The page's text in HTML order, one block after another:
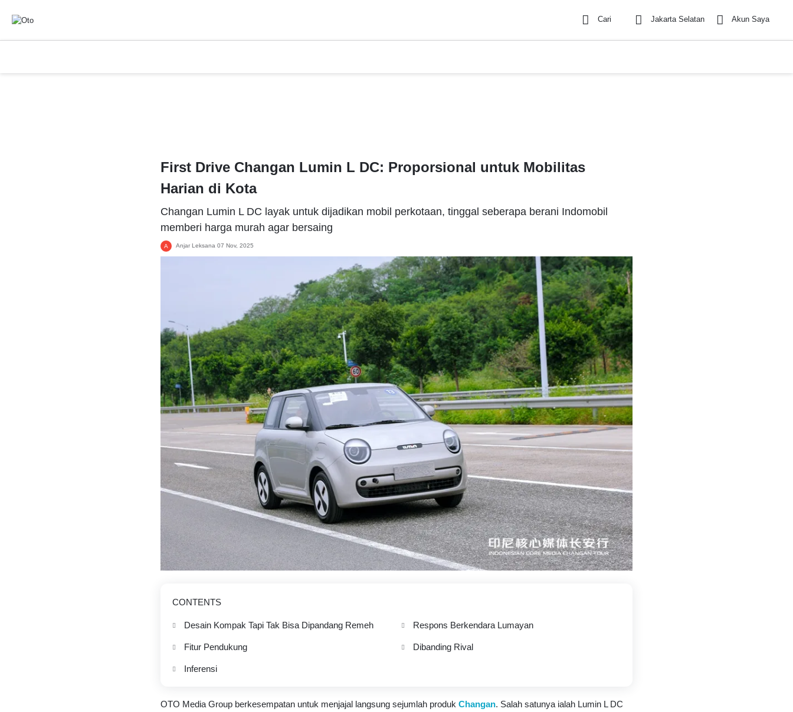
Cari Jakarta Selatan Akun Saya
First Drive Changan Lumin L DC: Proporsional untuk Mobilitas
Harian di Kota
Changan Lumin L DC layak untuk dijadikan mobil perkotaan, tinggal seberapa berani Indomobil
memberi harga murah agar bersaing
A Anjar Leksana 07 Nov, 2025
CONTENTS
Desain Kompak Tapi Tak Bisa Dipandang Remeh Respons Berkendara Lumayan
Fitur Pendukung Dibanding Rival
Inferensi
OTO Media Group berkesempatan untuk menjajal langsung sejumlah produk Changan. Salah satunya ialah Lumin L DC